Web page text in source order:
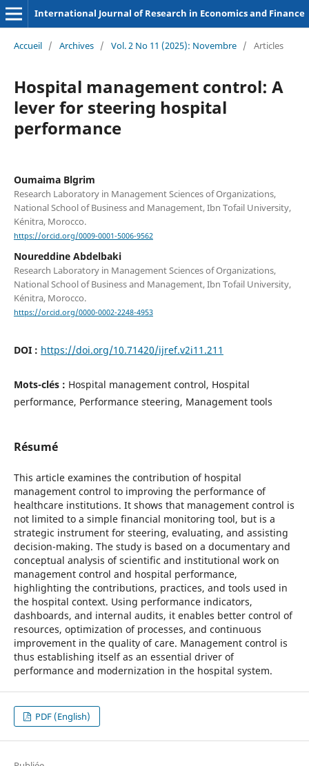
International Journal of Research in Economics and Finance
Accueil / Archives / Vol. 2 No 11 (2025): Novembre / Articles
Hospital management control: A
lever for steering hospital
performance
Oumaima Blgrim
Research Laboratory in Management Sciences of Organizations,
National School of Business and Management, Ibn Tofail University,
Kénitra, Morocco.
https://orcid.org/0009-0001-5006-9562
Noureddine Abdelbaki
Research Laboratory in Management Sciences of Organizations,
National School of Business and Management, Ibn Tofail University,
Kénitra, Morocco.
https://orcid.org/0000-0002-2248-4953
DOI : https://doi.org/10.71420/ijref.v2i11.211
Mots-clés : Hospital management control, Hospital
performance, Performance steering, Management tools
Résumé
This article examines the contribution of hospital
management control to improving the performance of
healthcare institutions. It shows that management control is
not limited to a simple financial monitoring tool, but is a
strategic instrument for steering, evaluating, and assisting
decision-making. The study is based on a documentary and
conceptual analysis of scientific and institutional work on
management control and hospital performance,
highlighting the contributions, practices, and tools used in
the hospital context. Using performance indicators,
dashboards, and internal audits, it enables better control of
resources, optimization of processes, and continuous
improvement in the quality of care. Management control is
thus establishing itself as an essential driver of
performance and modernization in the hospital system.
PDF (English)